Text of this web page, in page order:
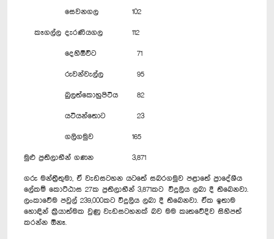
සෙවනගල 102
කෑගල්ල දැරණියගල 112
දෙහිඕවිට 71
රුවන්වැල්ල 95
බුලත්කොහුපිටිය 82
යටියන්තොට 23
ගලිගමුව 165
මුළු ප්‍රතිලාභීන් ගණන 3,871
ගරු මන්ත්‍රීතුමා, ඒ වැඩසටහන යටතේ සබරගමුව පළාතේ ප්‍රාදේශීය
ලේකම් කොට්ඨාස 27ක ප්‍රතිලාභීන් 3,871කට විදුලිය ලබා දී තිබෙනවා.
ලංකාවේම පවුල් 239,000කට විදුලිය ලබා දී තිබෙනවා. ඒක ඉතාම
හොඳින් ක්‍රියාත්මක වුණු වැඩසටහනක් බව මම කෘතවේදිව සිහිපත්
කරන්න ඕනෑ.